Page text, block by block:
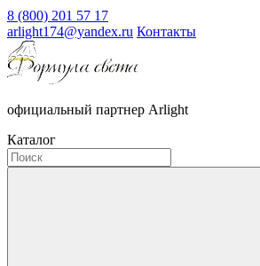
8 (800) 201 57 17
arlight174@yandex.ru Контакты
официальный партнер Arlight
Каталог